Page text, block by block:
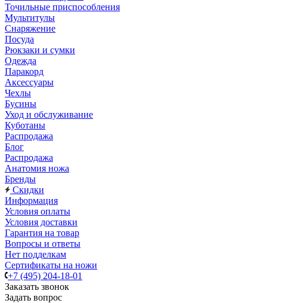
Точильные приспособления
Мультитулы
Снаряжение
Посуда
Рюкзаки и сумки
Одежда
Паракорд
Аксессуары
Чехлы
Бусины
Уход и обслуживание
Куботаны
Распродажа
Блог
Распродажа
Анатомия ножа
Бренды
Скидки
Информация
Условия оплаты
Условия доставки
Гарантия на товар
Вопросы и ответы
Нет подделкам
Сертификаты на ножи
+7 (495) 204-18-01
Заказать звонок
Задать вопрос